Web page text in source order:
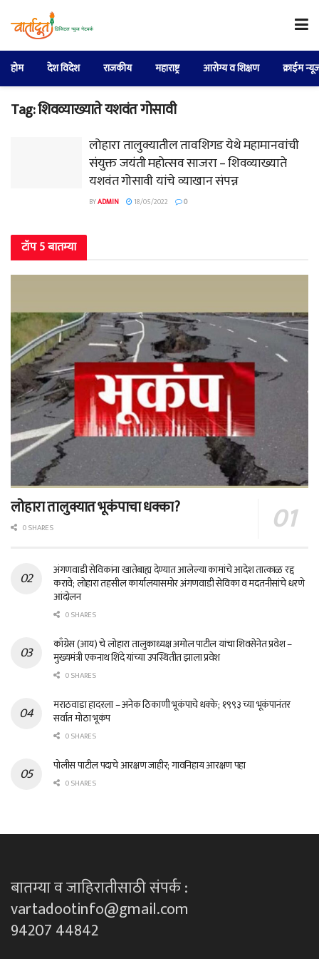
होम देश विदेश राजकीय महाराष्ट्र आरोग्य व शिक्षण क्राईम
Tag:शिवव्याख्याते यशवंत गोसावी
लोहारा तालुक्यातील तावशिगड येथे महामानवांची
संयुक्त जयंती महोत्सव साजरा – शिवव्याख्याते
यशवंत गोसावी यांचे व्याखान संपन्न
BYADMIN 18/05/2022 0
टॉप 5 बातम्या
लोहारा तालुक्यात भूकंपाचा धक्का?
0 SHARES
अंगणवाडी सेविकांना खातेबाह्य देण्यात आलेल्या कामांचे आदेश तात्काळ रद्द
करावे; लोहारा तहसील कार्यालयासमोर अंगणवाडी सेविका व मदतनीसांचे धरणे
आंदोलन
0 SHARES
काँग्रेस (आय) चे लोहारा तालुकाध्यक्ष अमोल पाटील यांचा शिवसेनेत प्रवेश –
मुख्यमंत्री एकनाथ शिंदे यांच्या उपस्थितीत झाला प्रवेश
0 SHARES
मराठवाडा हादरला – अनेक ठिकाणी भूकंपाचे धक्के; १९९३ च्या भूकंपानंतर
सर्वात मोठा भूकंप
0 SHARES
पोलीस पाटील पदाचे आरक्षण जाहीर; गावनिहाय आरक्षण पहा
0 SHARES
बातम्या व जाहिरातीसाठी संपर्क :
vartadootinfo@gmail.com
94207 44842